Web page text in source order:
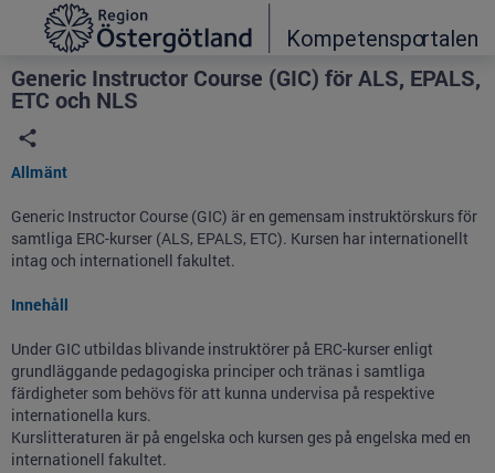
Grade
Portal
Generic Instructor Course (GIC) för ALS, EPALS,
ETC och NLS
Allmänt
Generic Instructor Course (GIC) är en gemensam instruktörskurs för
samtliga ERC-kurser (ALS, EPALS, ETC). Kursen har internationellt
intag och internationell fakultet.
Innehåll
Under GIC utbildas blivande instruktörer på ERC-kurser enligt
grundläggande pedagogiska principer och tränas i samtliga
färdigheter som behövs för att kunna undervisa på respektive
internationella kurs.
Kurslitteraturen är på engelska och kursen ges på engelska med en
internationell fakultet.